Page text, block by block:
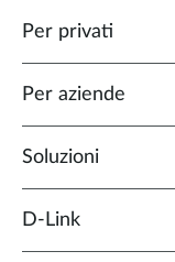
Per privati
Per aziende
Soluzioni
D‑Link